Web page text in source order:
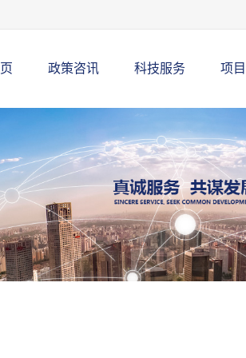
政策咨讯 科技服务 项